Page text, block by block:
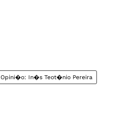
Opini�o: In�s Teot�nio Pereira